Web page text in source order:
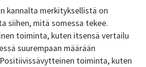
kannalta merkityksellistä on
siihen, mitä somessa tekee.
toiminta, kuten itsensä vertailu
suurempaan määrään
toiminta, kuten